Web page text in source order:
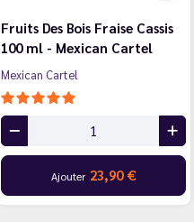
Fruits Des Bois Fraise Cassis
100 ml - Mexican Cartel
Mexican Cartel
Ajouter 23,90 €